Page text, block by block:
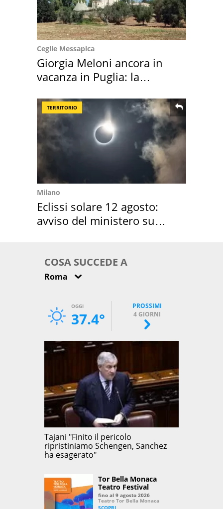
Ceglie Messapica
Giorgia Meloni ancora in
vacanza in Puglia: la
TERRITORIO
Milano
Eclissi solare 12 agosto:
avviso del ministero su